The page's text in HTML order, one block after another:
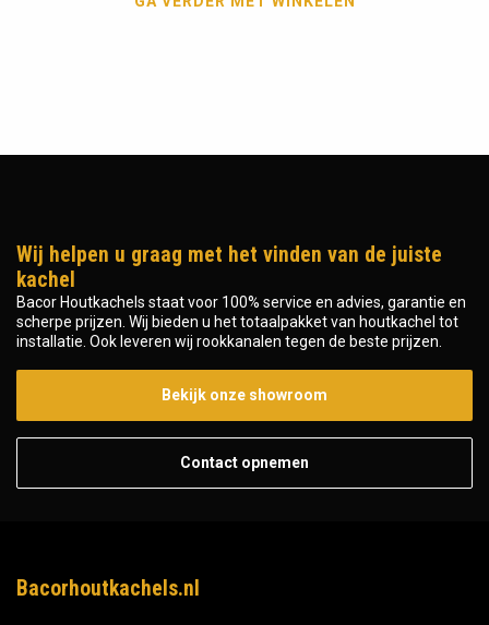
Wij helpen u graag met het vinden van de juiste
kachel
Bacor Houtkachels staat voor 100% service en advies, garantie en
scherpe prijzen. Wij bieden u het totaalpakket van houtkachel tot
installatie. Ook leveren wij rookkanalen tegen de beste prijzen.
Bekijk onze showroom
Contact opnemen
Bacorhoutkachels.nl